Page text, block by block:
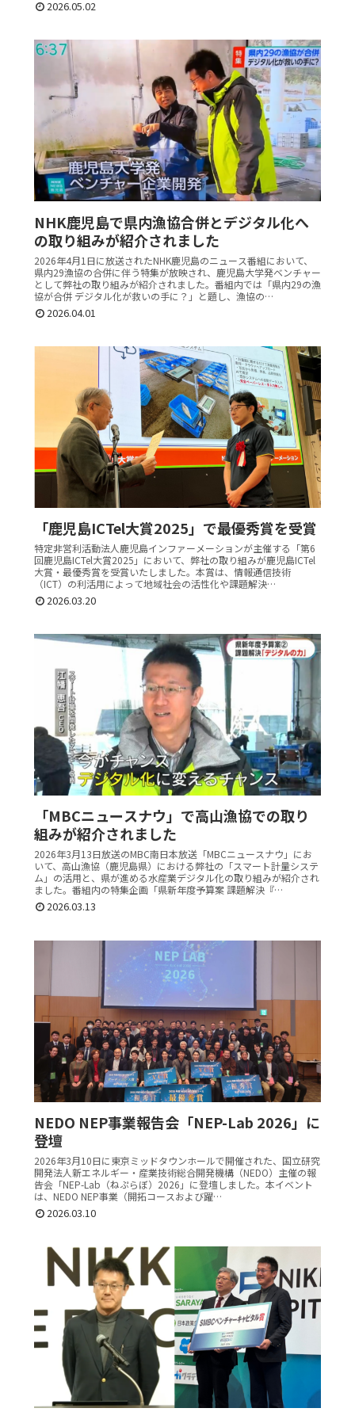
2026.05.02
NHK鹿児島で県内漁協合併とデジタル化へ
の取り組みが紹介されました
2026年4月1日に放送されたNHK鹿児島のニュース番組において、
県内29漁協の合併に伴う特集が放映され、鹿児島大学発ベンチャー
として弊社の取り組みが紹介されました。番組内では「県内29の漁
協が合併 デジタル化が救いの手に？」と題し、漁協の…
2026.04.01
「鹿児島ICTel大賞2025」で最優秀賞を受賞
特定非営利活動法人鹿児島インファーメーションが主催する「第6
回鹿児島ICTel大賞2025」において、弊社の取り組みが鹿児島ICTel
大賞・最優秀賞を受賞いたしました。本賞は、情報通信技術
（ICT）の利活用によって地域社会の活性化や課題解決…
2026.03.20
「MBCニュースナウ」で高山漁協での取り
組みが紹介されました
2026年3月13日放送のMBC南日本放送「MBCニュースナウ」にお
いて、高山漁協（鹿児島県）における弊社の「スマート計量システ
ム」の活用と、県が進める水産業デジタル化の取り組みが紹介され
ました。番組内の特集企画「県新年度予算案 課題解決『…
2026.03.13
NEDO NEP事業報告会「NEP-Lab 2026」に
登壇
2026年3月10日に東京ミッドタウンホールで開催された、国立研究
開発法人新エネルギー・産業技術総合開発機構（NEDO）主催の報
告会「NEP-Lab（ねぷらぼ）2026」に登壇しました。本イベント
は、NEDO NEP事業（開拓コースおよび躍…
2026.03.10